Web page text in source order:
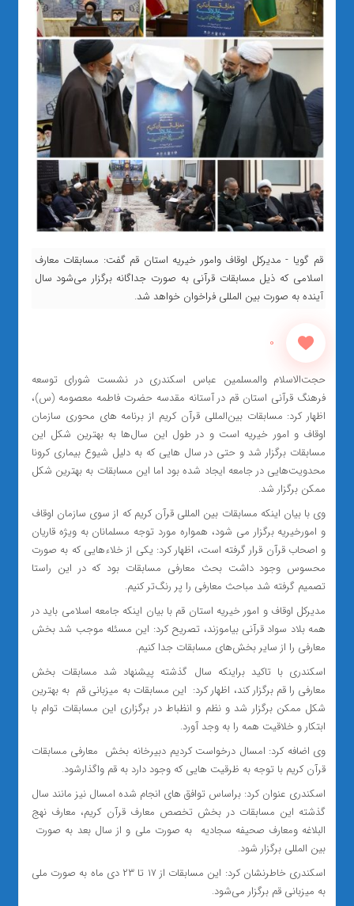
قم گویا - مدیرکل اوقاف وامور خیریه استان قم گفت: مسابقات معارف
اسلامی که ذیل مسابقات قرآنی به صورت جداگانه برگزار می‌شود سال
آینده به صورت بین المللی فراخوان خواهد شد.
0
حجت‌الاسلام والمسلمین عباس اسکندری در نشست شورای توسعه
فرهنگ قرآنی استان قم در آستانه مقدسه حضرت فاطمه معصومه (س)،
اظهار کرد: مسابقات بین‌المللی قرآن کریم از برنامه های محوری سازمان
اوقاف و امور خیریه است و در طول این سال‌ها به بهترین شکل این
مسابقات برگزار شد و حتی در سال هایی که به دلیل شیوع بیماری کرونا
محدویت‌هایی در جامعه ایجاد شده بود اما این مسابقات به بهترین شکل
ممکن برگزار شد.
وی با بیان اینکه مسابقات بین المللی قرآن کریم که از سوی سازمان اوقاف
و امورخیریه برگزار می شود، همواره مورد توجه مسلمانان به ویژه قاریان
و اصحاب قرآن قرار گرفته است، اظهار کرد: یکی از خلاءهایی که به صورت
محسوس وجود داشت بحث معارفی مسابقات بود که در این راستا
تصمیم گرفته شد مباحث معارفی را پر رنگ‌تر کنیم.
مدیرکل اوقاف و امور خیریه استان قم با بیان اینکه جامعه اسلامی باید در
همه بلاد سواد قرآنی بیاموزند، تصریح کرد: این مسئله موجب شد بخش
معارفی را از سایر بخش‌های مسابقات جدا کنیم.
اسکندری با تاکید براینکه سال گذشته پیشنهاد شد مسابقات بخش
معارفی را قم برگزار کند، اظهار کرد: این مسابقات به میزبانی قم به بهترین
شکل ممکن برگزار شد و نظم و انظباط در برگزاری این مسابقات توام با
ابتکار و خلاقیت همه را به وجد آورد.
وی اضافه کرد: امسال درخواست کردیم دبیرخانه بخش معارفی مسابقات
قرآن کریم با توجه به ظرقیت هایی که وجود دارد به قم واگذارشود.
اسکندری عنوان کرد: براساس توافق های انجام شده امسال نیز مانند سال
گذشته این مسابقات در بخش تخصص معارف قرآن کریم، معارف نهج
البلاغه ومعارف صحیفه سجادیه به صورت ملی و از سال بعد به صورت
بین المللی برگزار شود.
اسکندری خاطرنشان کرد: این مسابقات از ۱۷ تا ۲۳ دی ماه به صورت ملی
به میزبانی قم برگزار می‌شود.